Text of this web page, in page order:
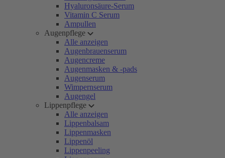
Hyaluronsäure-Serum
Vitamin C Serum
Ampullen
Augenpflege
Alle anzeigen
Augenbrauenserum
Augencreme
Augenmasken & -pads
Augenserum
Wimpernserum
Augengel
Lippenpflege
Alle anzeigen
Lippenbalsam
Lippenmasken
Lippenöl
Lippenpeeling